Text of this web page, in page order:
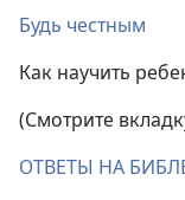
Будь честным
Как научить
(Смотрите
ОТВЕТЫ НА